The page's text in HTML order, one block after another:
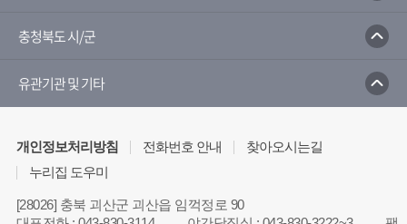
충청북도 시/군
유관기관 및 기타
개인정보처리방침 전화번호 안내
찾아오시는길
누리집 도우미
[28026] 충북 괴산군 괴산읍 임꺽정로 90